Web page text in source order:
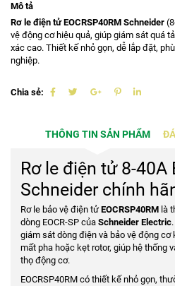
Mô tả
Rơ le điện tử EOCRSP40RM Schneider
vệ động cơ hiệu quả, giúp giám sát quá
xác cao. Thiết kế nhỏ gọn, dễ lắp đặt,
nghiệp.
Chia sẻ:
THÔNG TIN SẢN PHẨM
Rơ le điện tử 8-40A
Schneider chính
Rơ le bảo vệ điện tửEOCRSP40RMlà
dòng EOCR-SP của Schneider Electric
giám sát dòng điện và bảo vệ động
mất pha hoặc kẹt rotor, giúp hệ thống
thọ động cơ.
EOCRSP40RM có thiết kế nhỏ gọn,